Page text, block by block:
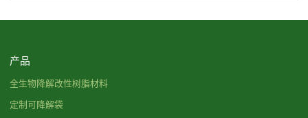
产品
全生物降解改性树脂材料
定制可降解袋